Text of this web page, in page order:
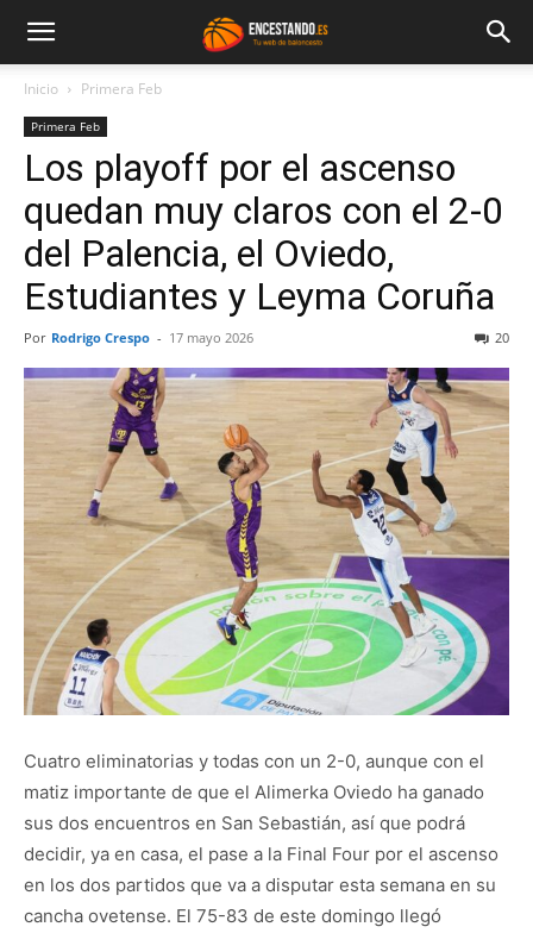
Inicio Primera Feb
Primera Feb
Los playoff por el ascenso
quedan muy claros con el 2-0
del Palencia, el Oviedo,
Estudiantes y Leyma Coruña
Por Rodrigo Crespo - 17 mayo 2026 20
Cuatro eliminatorias y todas con un 2-0, aunque con el
matiz importante de que el Alimerka Oviedo ha ganado
sus dos encuentros en San Sebastián, así que podrá
decidir, ya en casa, el pase a la Final Four por el ascenso
en los dos partidos que va a disputar esta semana en su
cancha ovetense. El 75-83 de este domingo llegó